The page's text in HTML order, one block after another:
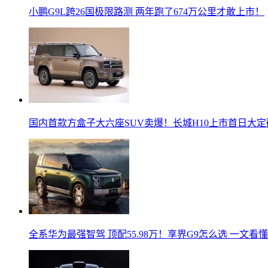
小鹏G9L跨26国极限路测 两年跑了674万公里才敢上市！
国内首款方盒子大六座SUV卖爆！长城H10上市首日大定
全系华为最强智驾 顶配55.98万！享界G9怎么选 一文看懂